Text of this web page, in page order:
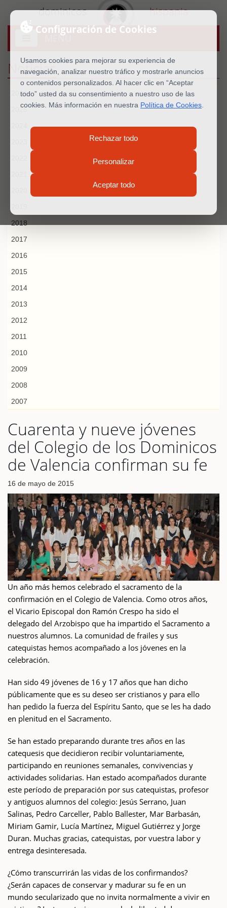
Configuración de Cookies
Usamos cookies para mejorar su experiencia de
navegación, analizar nuestro tráfico y mostrarle anuncios
o contenidos personalizados. Al hacer clic en “Aceptar
todo” usted da su consentimiento a nuestro uso de las
cookies. Más información en nuestra Política de Cookies
Rechazar todo
Personalizar
Aceptar todo
dominicos hispania
MENU
Noticias
2026
2025
2018
2017
2016
2015
2014
2013
2012
2011
2010
2009
2008
2007
Cuarenta y nueve jóvenes
del Colegio de los Dominicos
de Valencia confirman su fe
16 de mayo de 2015
Un año más hemos celebrado el sacramento de la
confirmación en el Colegio de Valencia. Como otros años,
el Vicario Episcopal don Ramón Crespo ha sido el
delegado del Arzobispo que ha impartido el Sacramento a
nuestros alumnos. La comunidad de frailes y sus
catequistas hemos acompañado a los jóvenes en la
celebración.
Han sido 49 jóvenes de 16 y 17 años que han dicho
públicamente que es su deseo ser cristianos y para ello
han pedido la fuerza del Espíritu Santo, que se les ha dado
en plenitud en el Sacramento.
Se han estado preparando durante tres años en las
catequesis que decidieron recibir voluntariamente,
participando en reuniones semanales, convivencias y
actividades solidarias. Han estado acompañados durante
este período de preparación por sus catequistas, profesor
y antiguos alumnos del colegio: Jesús Serrano, Juan
Salinas, Pedro Carceller, Pablo Ballester, Mar Barbasán,
Miriam Gamir, Lucía Martínez, Miguel Gutiérrez y Jorge
Duran. Muchas gracias, catequistas, por vuestra labor y
entrega desinteresada.
¿Cómo transcurrirán las vidas de los confirmandos?
¿Serán capaces de conservar y madurar su fe en un
mundo secularizado que no invita normalmente a vivir en